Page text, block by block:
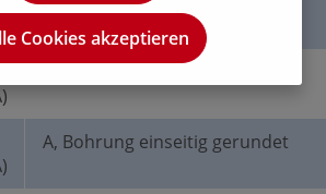
A, Bohrung einseitig gerundet
Cookies akzeptieren